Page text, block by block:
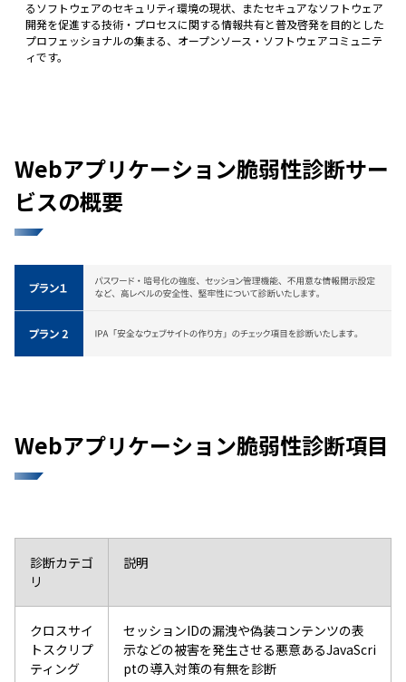
るソフトウェアのセキュリティ環境の現状、またセキュアなソフトウェア
開発を促進する技術・プロセスに関する情報共有と普及啓発を目的とした
プロフェッショナルの集まる、オープンソース・ソフトウェアコミュニテ
ィです。
Webアプリケーション脆弱性診断サー
ビスの概要
Webアプリケーション脆弱性診断項目
診断カテゴ
リ
説明
クロスサイ
トスクリプ
ティング
セッションIDの漏洩や偽装コンテンツの表
示などの被害を発生させる悪意あるJavaScri
ptの導入対策の有無を診断